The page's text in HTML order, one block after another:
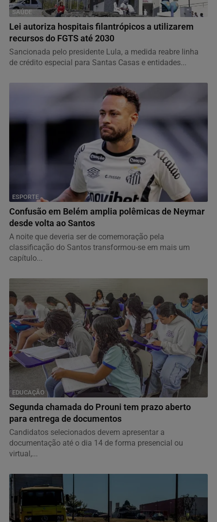
SAÚDE
Lei autoriza hospitais filantrópicos a utilizarem
recursos do FGTS até 2030
Sancionada pelo presidente Lula, a medida reabre linha
de crédito especial para Santas Casas e entidades...
ESPORTE
Confusão em Belém amplia polêmicas de Neymar
desde volta ao Santos
A noite que deveria ser de comemoração pela
classificação do Santos transformou-se em mais um
capítulo...
EDUCAÇÃO
Segunda chamada do Prouni tem prazo aberto
para entrega de documentos
Candidatos selecionados devem apresentar a
documentação até o dia 14 de forma presencial ou
virtual,...